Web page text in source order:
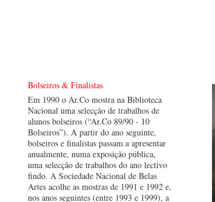
Bolseiros & Finalistas
Em 1990 o Ar.Co mostra na Biblioteca
Nacional uma selecção de trabalhos de
alunos bolseiros (“Ar.Co 89/90 - 10
Bolseiros”). A partir do ano seguinte,
bolseiros e finalistas passam a apresentar
anualmente, numa exposição pública,
uma selecção de trabalhos do ano lectivo
findo. A Sociedade Nacional de Belas
Artes acolhe as mostras de 1991 e 1992 e,
nos anos seguintes (entre 1993 e 1999), a